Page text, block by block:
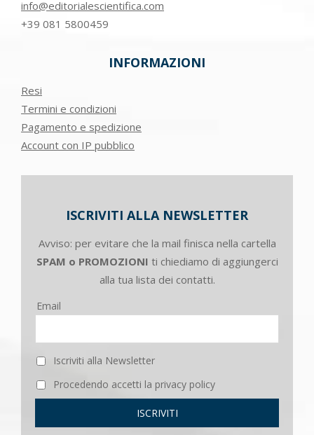
info@editorialescientifica.com
+39 081 5800459
INFORMAZIONI
Resi
Termini e condizioni
Pagamento e spedizione
Account con IP pubblico
ISCRIVITI ALLA NEWSLETTER
Avviso: per evitare che la mail finisca nella cartella
SPAM o PROMOZIONI ti chiediamo di aggiungerci
alla tua lista dei contatti.
Email
Iscriviti alla Newsletter
Procedendo accetti la privacy policy